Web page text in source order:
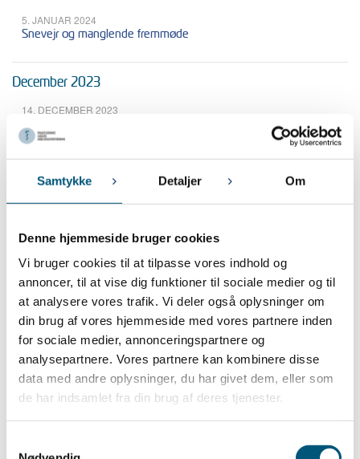
Samtykke Detaljer Om
Denne hjemmeside bruger cookies
Vi bruger cookies til at tilpasse vores indhold og
annoncer, til at vise dig funktioner til sociale medier og til
at analysere vores trafik. Vi deler også oplysninger om
din brug af vores hjemmeside med vores partnere inden
for sociale medier, annonceringspartnere og
analysepartnere. Vores partnere kan kombinere disse
data med andre oplysninger, du har givet dem, eller som
de har indsamlet fra din brug af deres tjenester.
5. JANUAR 2024
Snevejr og manglende fremmøde
December 2023
14. DECEMBER 2023
9. NOVEMBER 2023
Pligt til registrering af arbejdstid er udskudt til den 1. juli 2024
7. NOVEMBER 2023
PLA’s repræsentantskabsmøde
Oktober 2023
27. OKTOBER 2023
Lønregulering for konsultationssygeplejersker og
praksisbioanalytikere i lægepraksis pr. 1. december 2023